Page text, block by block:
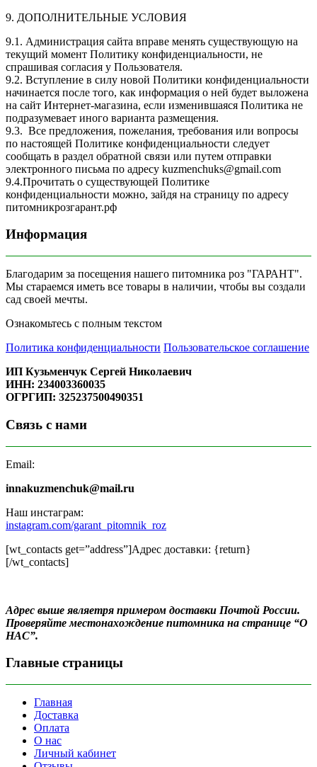
9. ДОПОЛНИТЕЛЬНЫЕ УСЛОВИЯ
9.1. Администрация сайта вправе менять существующую на
текущий момент Политику конфиденциальности, не
спрашивая согласия у Пользователя.
9.2. Вступление в силу новой Политики конфиденциальности
начинается после того, как информация о ней будет выложена
на сайт Интернет-магазина, если изменившаяся Политика не
подразумевает иного варианта размещения.
9.3. Все предложения, пожелания, требования или вопросы
по настоящей Политике конфиденциальности следует
сообщать в раздел обратной связи или путем отправки
электронного письма по адресу kuzmenchuks@gmail.com
9.4.Прочитать о существующей Политике
конфиденциальности можно, зайдя на страницу по адресу
питомникрозгарант.рф
Информация
Благодарим за посещения нашего питомника роз "ГАРАНТ".
Мы стараемся иметь все товары в наличии, чтобы вы создали
сад своей мечты.
Ознакомьтесь с полным текстом
Политика конфиденциальности Пользовательское соглашение
ИП Кузьменчук Сергей Николаевич
ИНН: 234003360035
ОГРГИП: 325237500490351
Связь с нами
Email:
innakuzmenchuk@mail.ru
Наш инстаграм:
instagram.com/garant_pitomnik_roz
[wt_contacts get=”address”]Адрес доставки: {return}
[/wt_contacts]
Адрес выше являетря примером доставки Почтой России.
Проверяйте местонахождение питомника на странице “О
НАС”.
Главные страницы
Главная
Доставка
Оплата
О нас
Личный кабинет